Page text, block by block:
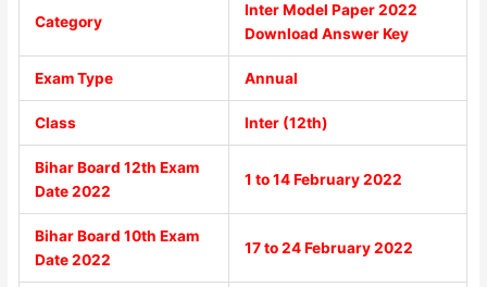
Category
Inter Model Paper 2022
Download Answer Key
Exam Type Annual
Class Inter (12th)
Bihar Board 12th Exam
Date 2022
1 to 14 February 2022
Bihar Board 10th Exam
Date 2022
17 to 24 February 2022